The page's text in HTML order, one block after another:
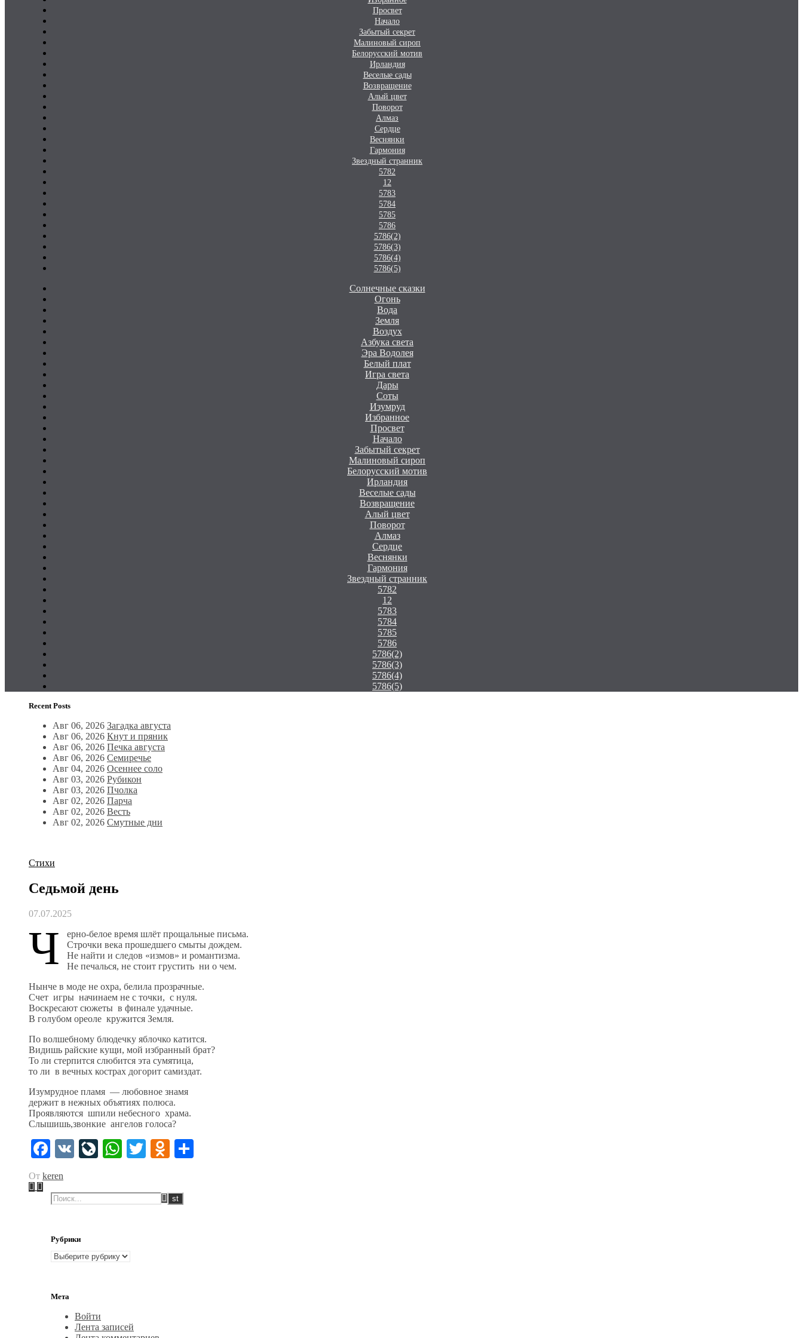
Просвет
Начало
Забытый секрет
Малиновый сироп
Белорусский мотив
Ирландия
Веселые сады
Возвращение
Алый цвет
Поворот
Алмаз
Сердце
Веснянки
Гармония
Звездный странник
5782
12
5783
5784
5785
5786
5786(2)
5786(3)
5786(4)
5786(5)
Солнечные сказки
Огонь
Вода
Земля
Воздух
Азбука света
Эра Водолея
Белый плат
Игра света
Дары
Соты
Изумруд
Избранное
Просвет
Начало
Забытый секрет
Малиновый сироп
Белорусский мотив
Ирландия
Веселые сады
Возвращение
Алый цвет
Поворот
Алмаз
Сердце
Веснянки
Гармония
Звездный странник
5782
12
5783
5784
5785
5786
5786(2)
5786(3)
5786(4)
5786(5)
Recent Posts
Авг 06, 2026 Загадка августа
Авг 06, 2026 Кнут и пряник
Авг 06, 2026 Печка августа
Авг 06, 2026 Семиречье
Авг 04, 2026 Осеннее соло
Авг 03, 2026 Рубикон
Авг 03, 2026 Пчолка
Авг 02, 2026 Парча
Авг 02, 2026 Весть
Авг 02, 2026 Смутные дни
Стихи
Седьмой день
07.07.2025
Ч
ерно-белое время шлёт прощальные письма.
Строчки века прошедшего смыты дождем.
Не найти и следов «измов» и романтизма.
Не печалься, не стоит грустить ни о чем.
Нынче в моде не охра, белила прозрачные.
Счет игры начинаем не с точки, с нуля.
Воскресают сюжеты в финале удачные.
В голубом ореоле кружится Земля.
По волшебному блюдечку яблочко катится.
Видишь райские кущи, мой избранный брат?
То ли стерпится слюбится эта сумятица,
то ли в вечных кострах догорит самиздат.
Изумрудное пламя — любовное знамя
держит в нежных объятиях полюса.
Проявляются шпили небесного храма.
Слышишь,звонкие ангелов голоса?
Facebook
VK LiveJournal
WhatsApp
TwitterOdnoklassniki
От keren
Рубрики
Рубрики
Мета
Войти
Лента записей